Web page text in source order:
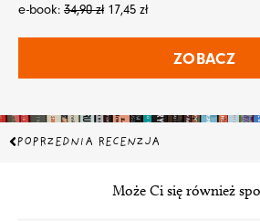
e-book: 34,90zł 17,45 zł
ZOBACZ
Prev
POPRZEDNIA RECENZJA
Może Ci się również